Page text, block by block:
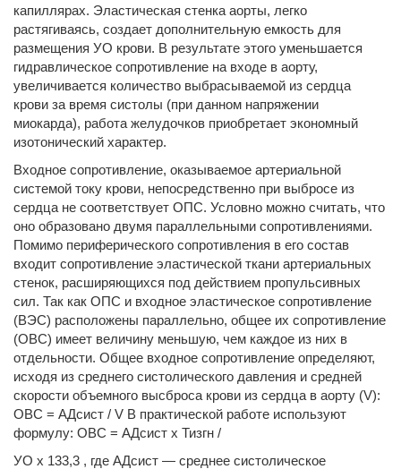
капиллярах. Эластическая стенка аорты, легко
растягиваясь, создает дополнительную емкость для
размещения УО крови. В резуль­тате этого уменьшается
гидравлическое сопротивление на входе в аорту,
увеличивается количество выбрасываемой из сердца
крови за время систолы (при данном напряжении
миокарда), работа желу­дочков приобретает эко­номный
изотонический ха­рактер.
Входное сопротивление, оказываемое артериальной
системой току крови, не­посредственно при выбро­се из
сердца не соответст­вует ОПС. Условно можно считать, что
оно образова­но двумя параллельными сопротивлениями.
Помимо периферического сопротив­ления в его состав
входит сопротивление эластичес­кой ткани артериальных
стенок, расширяющихся под действием пропульсивных
сил. Так как ОПС и входное эластическое сопротивление
(ВЭС) расположены параллельно, общее их сопротивление
(ОВС) имеет величину меньшую, чем каждое из них в
отдельности. Общее входное сопротивление определяют,
исходя из сред­него систолического давления и средней
скорости объемного высброса крови из сердца в аорту (V):
ОВС = АДсист / V В практической работе используют
формулу: ОВС = АДсист х Тизгн /
УО х 133,3 , где АДсист — среднее систолическое